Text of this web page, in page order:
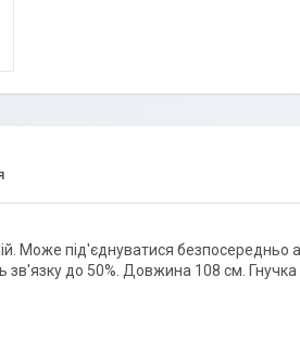
Може під'єднуватися
до 50%. Довжина 108 см. Гнучка